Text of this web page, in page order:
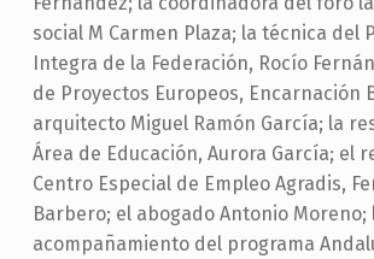
social M Carmen Plaza; la técnica del
Integra de la Federación, Rocío
de Proyectos Europeos, Encarnación
arquitecto Miguel Ramón García; la
Área de Educación, Aurora García; el
Centro Especial de Empleo Agradis,
Barbero; el abogado Antonio Moreno;
acompañamiento del programa